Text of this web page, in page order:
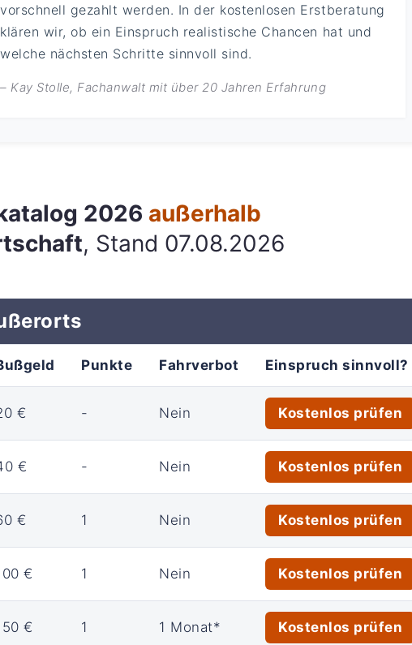
vorschnell gezahlt werden. In der kostenlosen Erstberatung
klären wir, ob ein Einspruch realistische Chancen hat und
welche nächsten Schritte sinnvoll sind.
– Kay Stolle, Fachanwalt mit über 20 Jahren Erfahrung
2026 außerhalb
, Stand 07.08.2026
Punkte Fahrverbot Einspruch sinnvoll?
€ - Nein Kostenlos prüfen
€ - Nein Kostenlos prüfen
€ 1 Nein Kostenlos prüfen
€ 1 Nein Kostenlos prüfen
€ 1 1 Monat* Kostenlos prüfen